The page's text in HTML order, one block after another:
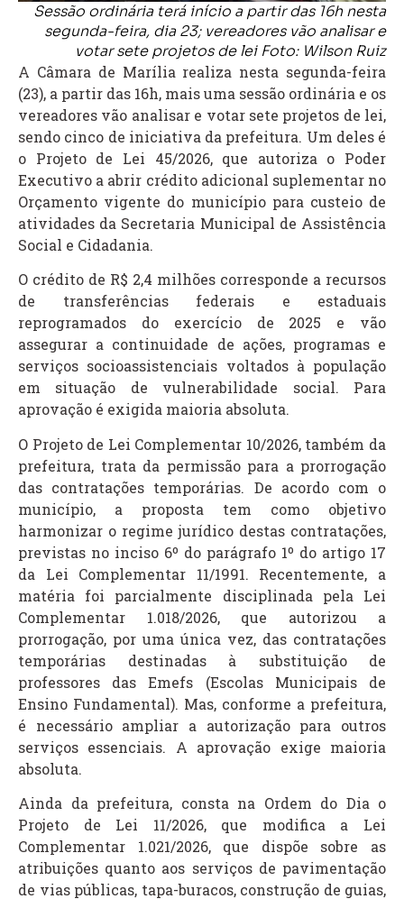
Sessão ordinária terá início a partir das 16h nesta
segunda-feira, dia 23; vereadores vão analisar e
votar sete projetos de lei Foto: Wilson Ruiz
A Câmara de Marília realiza nesta segunda-feira
(23), a partir das 16h, mais uma sessão ordinária e os
vereadores vão analisar e votar sete projetos de lei,
sendo cinco de iniciativa da prefeitura. Um deles é
o Projeto de Lei 45/2026, que autoriza o Poder
Executivo a abrir crédito adicional suplementar no
Orçamento vigente do município para custeio de
atividades da Secretaria Municipal de Assistência
Social e Cidadania.
O crédito de R$ 2,4 milhões corresponde a recursos
de transferências federais e estaduais
reprogramados do exercício de 2025 e vão
assegurar a continuidade de ações, programas e
serviços socioassistenciais voltados à população
em situação de vulnerabilidade social. Para
aprovação é exigida maioria absoluta.
O Projeto de Lei Complementar 10/2026, também da
prefeitura, trata da permissão para a prorrogação
das contratações temporárias. De acordo com o
município, a proposta tem como objetivo
harmonizar o regime jurídico destas contratações,
previstas no inciso 6º do parágrafo 1º do artigo 17
da Lei Complementar 11/1991. Recentemente, a
matéria foi parcialmente disciplinada pela Lei
Complementar 1.018/2026, que autorizou a
prorrogação, por uma única vez, das contratações
temporárias destinadas à substituição de
professores das Emefs (Escolas Municipais de
Ensino Fundamental). Mas, conforme a prefeitura,
é necessário ampliar a autorização para outros
serviços essenciais. A aprovação exige maioria
absoluta.
Ainda da prefeitura, consta na Ordem do Dia o
Projeto de Lei 11/2026, que modifica a Lei
Complementar 1.021/2026, que dispõe sobre as
atribuições quanto aos serviços de pavimentação
de vias públicas, tapa-buracos, construção de guias,